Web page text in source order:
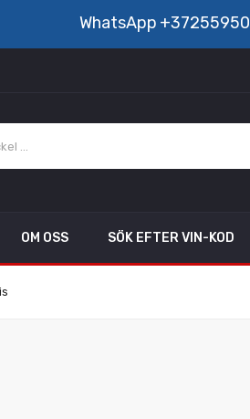
WhatsApp
OM OSS SÖK EFTER VIN-KOD